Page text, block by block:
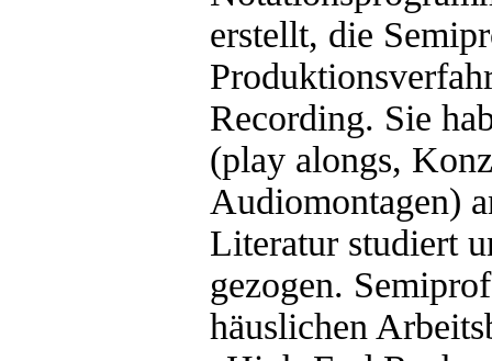
erstellt, die
Recording. Sie
(play alongs,
Audiomontagen)
Literatur studiert
gezogen.
häuslichen